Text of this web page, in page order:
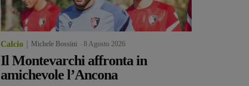
Calcio Michele Bossini 8 Agosto 2026
Il Montevarchi affronta in
amichevole l’Ancona